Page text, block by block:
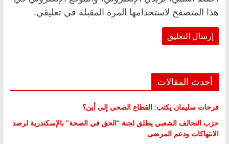
هذا المتصفح لاستخدامها المرة المقبلة في تعليقي.
أحدث المقالات
فرحات سليمان يكتب: القطاع الصحي إلى أين؟
حزب التحالف الشعبي يطلق لجنة “الحق في الصحة” بالإسكندرية لرصد
الانتهاكات ودعم المرضى